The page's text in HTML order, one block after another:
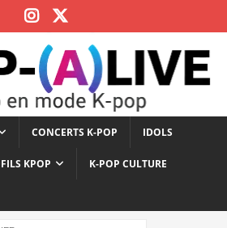
CONCERTS K-POP IDOLS
KPOP K-POP CULTURE